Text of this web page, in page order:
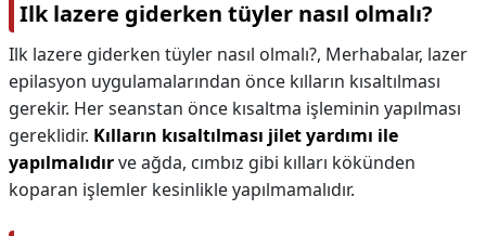
Ilk lazere giderken tüyler nasıl olmalı?
Ilk lazere giderken tüyler nasıl olmalı?, Merhabalar, lazer
epilasyon uygulamalarından önce kılların kısaltılması
gerekir. Her seanstan önce kısaltma işleminin yapılması
gereklidir. Kılların kısaltılması jilet yardımı ile
yapılmalıdırve ağda, cımbız gibi kılları kökünden
koparan işlemler kesinlikle yapılmamalıdır.